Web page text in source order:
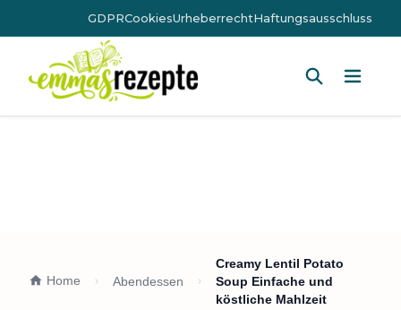
GDPRCookiesUrheberrechtHaftungsausschluss
Home Abendessen
Creamy Lentil Potato
Soup Einfache und
köstliche Mahlzeit